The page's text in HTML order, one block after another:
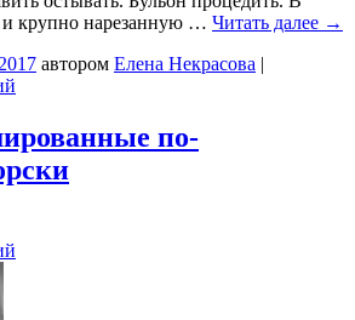
и крупно нарезанную … Читать далее →
автором Елена Некрасова |
по-